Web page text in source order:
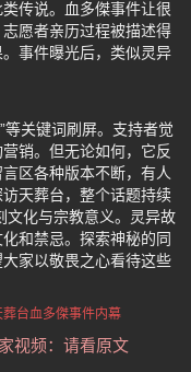
传说。血多傑事件让很
愿者亲历过程被描述得
事件曝光后，类似灵异
等关键词刷屏。支持者觉
销。但无论如何，它反
区各种版本不断，有人
天葬台，整个话题持续
文化与宗教意义。灵异故
和禁忌。探索神秘的同
家以敬畏之心看待这些
葬台血多傑事件内幕
视频：请看原文